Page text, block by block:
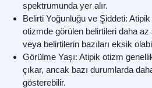
spektrumunda yer alır.
Belirti Yoğunluğu ve Şiddeti:
otizmde görülen belirtileri daha
veya belirtilerin bazıları eksik
Görülme Yaşı: Atipik otizm
çıkar, ancak bazı durumlarda
gösterebilir.